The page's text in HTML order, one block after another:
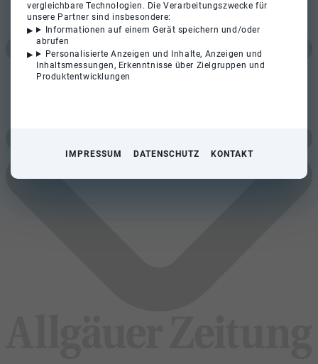
vergleichbare Technologien. Die Verarbeitungszwecke für
unsere Partner sind insbesondere:
Informationen auf einem Gerät speichern und/oder
abrufen
Personalisierte Anzeigen und Inhalte, Anzeigen und
Inhaltsmessungen, Erkenntnisse über Zielgruppen und
Produktentwicklungen
IMPRESSUM DATENSCHUTZ KONTAKT